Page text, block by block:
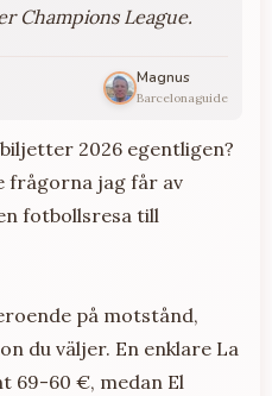
Champions League.
Magnus
Barcelonaguide
2026 egentligen?
frågorna jag får av
fotbollsresa till
på motstånd,
du väljer. En enklare La
69-60 €, medan El